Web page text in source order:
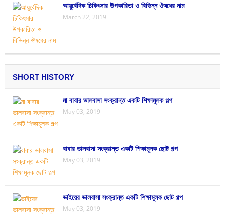
আয়ুর্বেদিক চিকিৎসার উপকারিতা ও বিভিন্ন ঔষধের নাম
March 22, 2019
SHORT HISTORY
মা বাবার ভালবাসা সংক্রান্ত একটি শিক্ষামূলক গল্প
May 03, 2019
বাবার ভালবাসা সংক্রান্ত একটি শিক্ষামূলক ছোট গল্প
May 03, 2019
ভাইয়ের ভালবাসা সংক্রান্ত একটি শিক্ষামূলক ছোট গল্প
May 03, 2019